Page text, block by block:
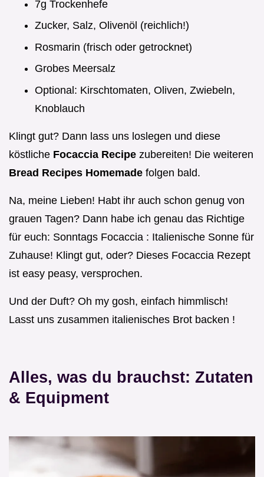
7g Trockenhefe
Zucker, Salz, Olivenöl (reichlich!)
Rosmarin (frisch oder getrocknet)
Grobes Meersalz
Optional: Kirschtomaten, Oliven, Zwiebeln,
Knoblauch
Klingt gut? Dann lass uns loslegen und diese
köstliche Focaccia Recipe zubereiten! Die weiteren
Bread Recipes Homemade folgen bald.
Na, meine Lieben! Habt ihr auch schon genug von
grauen Tagen? Dann habe ich genau das Richtige
für euch: Sonntags Focaccia : Italienische Sonne für
Zuhause! Klingt gut, oder? Dieses Focaccia Rezept
ist easy peasy, versprochen.
Und der Duft? Oh my gosh, einfach himmlisch!
Lasst uns zusammen italienisches Brot backen !
Alles, was du brauchst: Zutaten
& Equipment